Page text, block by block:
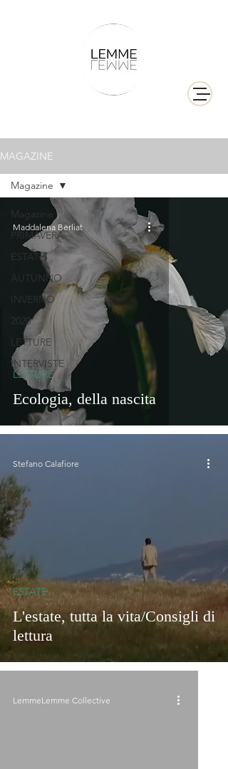
MAGAZINE
Magazine
PRIMAVERA
ESTATE
AUTUNNO
INVERNO
2020
LETTURE
INTERVISTE
Magazine
Ecologia, della nascita
LETTURE
Maddalena Berliat
L'estate, tutta la vita/Consigli di
lettura
ESTATE
Stefano Calafiore
LemmeLemme Collective